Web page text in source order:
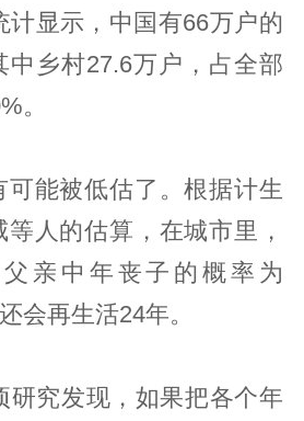
计显示，中国有66万户的
中乡村27.6万户，占全部
。
能被低估了。根据计生
人的估算，在城市里，
亲中年丧子的概率为
会再生活24年。
研究发现，如果把各个年